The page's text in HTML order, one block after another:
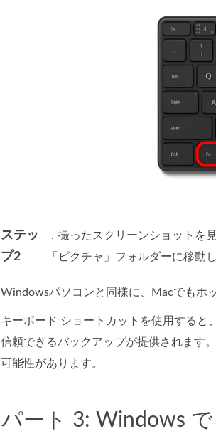
ステッ
プ2
．撮ったスクリーンショットを
「ピクチャ」フォルダーに移動
Windowsパソコンと同様に、Macでもホ
キーボード ショートカットを使用すると
信頼できるバックアップが提供されます
可能性があります。
パート 3: Windows